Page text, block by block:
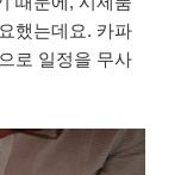
했는데요. 카파
로 일정을 무사